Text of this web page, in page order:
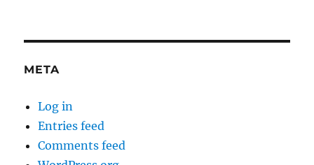
META
Log in
Entries feed
Comments feed